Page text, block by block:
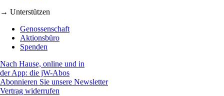
→ Unterstützen
Genossenschaft
Aktionsbüro
Spenden
Nach Hause, online und in
der App: die jW-Abos
Abonnieren Sie unsere Newsletter
Vertrag widerrufen